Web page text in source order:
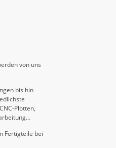
von uns
bis hin
Plotten,
Fertigteile bei